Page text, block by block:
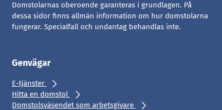
Domstolarnas oberoende garanteras i grundlagen. På
dessa sidor finns allmän information om hur domstolarna
fungerar. Specialfall och undantag behandlas inte.
Genvägar
E-tjänster
Hitta en domstol
Domstolsväsendet som arbetsgivare